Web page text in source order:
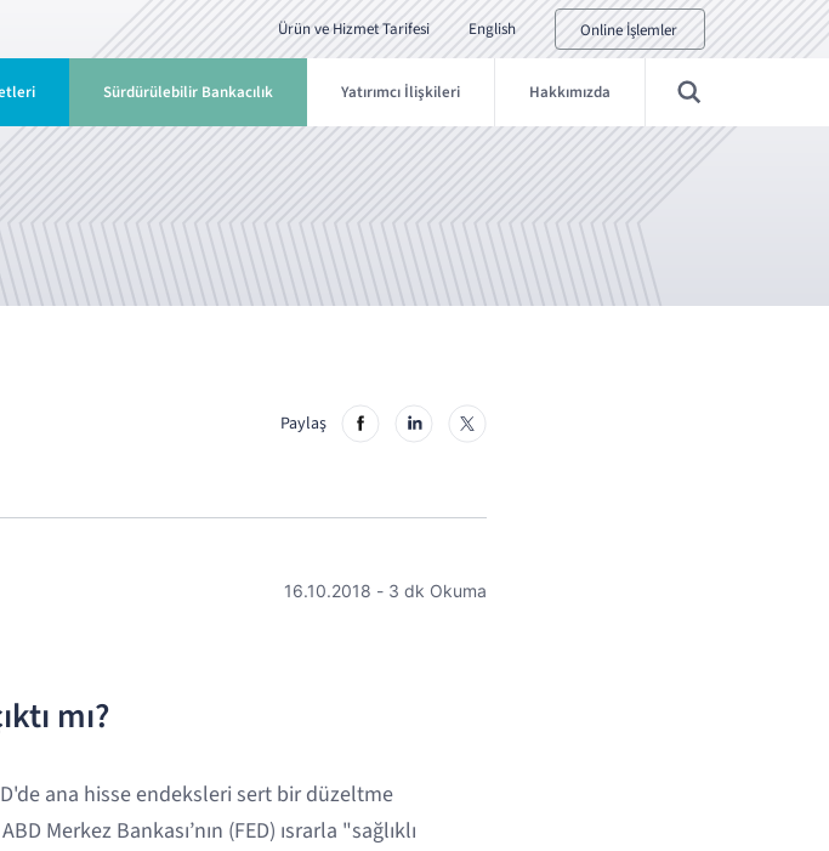
Ürün ve Hizmet Tarifesi English Online İşlemler
Sürdürülebilir Bankacılık Yatırımcı İlişkileri Hakkımızda
Paylaş
16.10.2018 - 3 dk Okuma
mı?
ana hisse endeksleri sert bir düzeltme
Merkez Bankası’nın (FED) ısrarla "sağlıklı